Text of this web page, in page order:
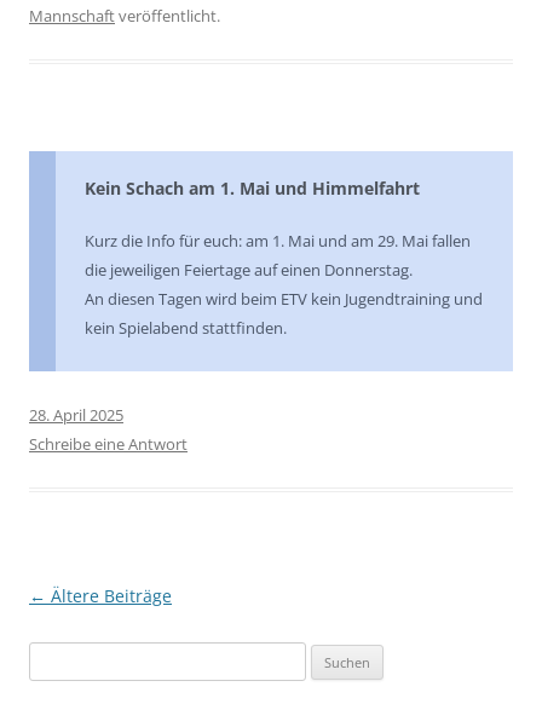
Mannschaftveröffentlicht.
Kein Schach am 1. Mai und Himmelfahrt
Kurz die Info für euch: am 1. Mai und am 29. Mai fallen
die jeweiligen Feiertage auf einen Donnerstag.
An diesen Tagen wird beim ETV kein Jugendtraining und
kein Spielabend stattfinden.
28. April 2025
Schreibe eine Antwort
Beitragsnavigation
← Ältere Beiträge
nach: